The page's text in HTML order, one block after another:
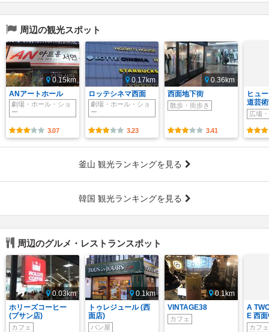
周辺の観光スポット
0.15km
ANアートホール
劇場・ホール・ショ
ー
3.07
0.17km
ロッテシネマ西面
劇場・ホール・ショ
ー
3.23
0.36km
西面地下街
散歩・街歩き
3.41
ヒュ
道芸
広場
釜山 観光ランキングを見る
韓国 観光ランキングを見る
周辺のグルメ・レストランスポット
0.03km
ホリーズコーヒー
(プサン店)
カフェ
0.1km
トゥレジュール (西
面店)
パン屋
0.1km
VINTAGE38
カフェ
A
E 西
カフェ